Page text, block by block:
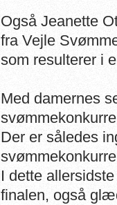
Også Jeanette
fra Vejle
som resulterer i
Med damernes
Der er således
I dette
finalen, også